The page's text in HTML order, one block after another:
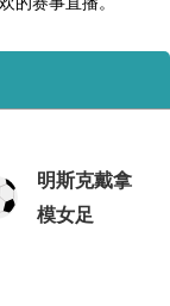
明斯克戴拿
模女足